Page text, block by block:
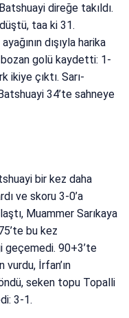
direğe takıldı.
taa ki 31.
dışıyla harika
golü kaydetti: 1-
ikiye çıktı. Sarı-
34’te sahneye
bir kez daha
ve skoru 3-0’a
Muammer Sarıkaya
bu kez
geçemedi. 90+3’te
İrfan’ın
seken topu Topalli
3-1.